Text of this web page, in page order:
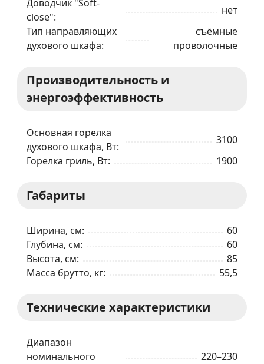
Доводчик "Soft-
close"
нет
Тип направляющих
духового шкафа
съёмные
проволочные
Производительность и
энергоэффективность
Основная горелка
духового шкафа, Вт
3100
Горелка гриль, Вт
1900
Габариты
Ширина, см
60
Глубина, см
60
Высота, см
85
Масса брутто, кг
55,5
Технические характеристики
Диапазон
номинального
220–230
*
Я даю согласие на обработку моих персональных
данных в соответствии
площадки
ОТПРАВИТЬ ЗАЯВКУ